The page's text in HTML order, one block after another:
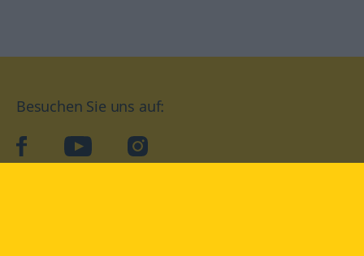
Besuchen Sie uns auf:
facebookYouTube Instagram